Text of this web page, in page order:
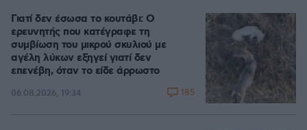
Γιατί δεν έσωσα το κουτάβι: Ο
ερευνητής που κατέγραφε τη
συμβίωση του μικρού σκυλιού με
αγέλη λύκων εξηγεί γιατί δεν
επενέβη, όταν το είδε άρρωστο
06.08.2026, 19:34 185